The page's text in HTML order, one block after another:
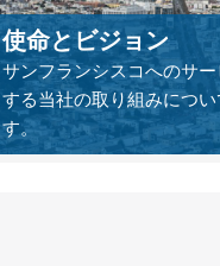
使命とビジョン
サンフランシスコへのサ
する当社の取り組みにつ
す。